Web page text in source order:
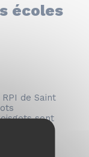
écoles
de Saint
sont
les
des